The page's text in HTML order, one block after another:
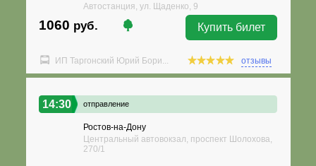
Автостанция, ул. Щаденко, 9
1060 руб. Купить билет
ИП Таргонский Юрий Бори... отзывы
14:30 отправление
Ростов-на-Дону
Центральный автовокзал, проспект Шолохова,
270/1